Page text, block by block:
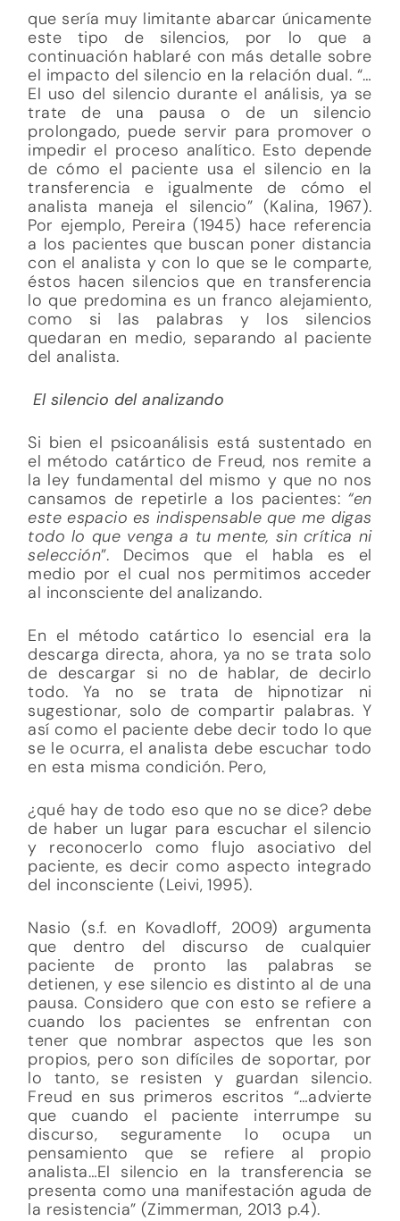
que sería muy limitante abarcar únicamente
este tipo de silencios, por lo que a
continuación hablaré con más detalle sobre
el impacto del silencio en la relación dual. “…
El uso del silencio durante el análisis, ya se
trate de una pausa o de un silencio
prolongado, puede servir para promover o
impedir el proceso analítico. Esto depende
de cómo el paciente usa el silencio en la
transferencia e igualmente de cómo el
analista maneja el silencio” (Kalina, 1967).
Por ejemplo, Pereira (1945) hace referencia
a los pacientes que buscan poner distancia
con el analista y con lo que se le comparte,
éstos hacen silencios que en transferencia
lo que predomina es un franco alejamiento,
como si las palabras y los silencios
quedaran en medio, separando al paciente
del analista.
El silencio del analizando
Si bien el psicoanálisis está sustentado en
el método catártico de Freud, nos remite a
la ley fundamental del mismo y que no nos
cansamos de repetirle a los pacientes: “en
este espacio es indispensable que me digas
todo lo que venga a tu mente, sin crítica ni
selección”. Decimos que el habla es el
medio por el cual nos permitimos acceder
al inconsciente del analizando.
En el método catártico lo esencial era la
descarga directa, ahora, ya no se trata solo
de descargar si no de hablar, de decirlo
todo. Ya no se trata de hipnotizar ni
sugestionar, solo de compartir palabras. Y
así como el paciente debe decir todo lo que
se le ocurra, el analista debe escuchar todo
en esta misma condición. Pero,
¿qué hay de todo eso que no se dice? debe
de haber un lugar para escuchar el silencio
y reconocerlo como flujo asociativo del
paciente, es decir como aspecto integrado
del inconsciente (Leivi, 1995).
Nasio (s.f. en Kovadloff, 2009) argumenta
que dentro del discurso de cualquier
paciente de pronto las palabras se
detienen, y ese silencio es distinto al de una
pausa. Considero que con esto se refiere a
cuando los pacientes se enfrentan con
tener que nombrar aspectos que les son
propios, pero son difíciles de soportar, por
lo tanto, se resisten y guardan silencio.
Freud en sus primeros escritos “…advierte
que cuando el paciente interrumpe su
discurso, seguramente lo ocupa un
pensamiento que se refiere al propio
analista…El silencio en la transferencia se
presenta como una manifestación aguda de
la resistencia” (Zimmerman, 2013 p.4).